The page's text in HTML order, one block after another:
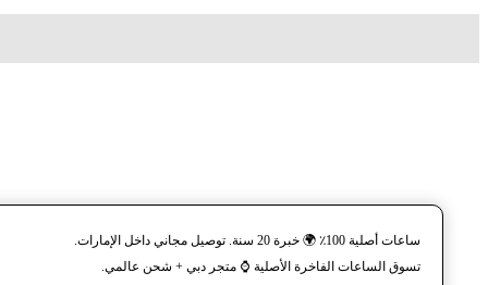
ساعات أصلية 100٪ 🌍 خبرة 20 سنة. توصيل مجاني داخل الإمارات.
تسوق الساعات الفاخرة الأصلية ⌚️ متجر دبي + شحن عالمي.